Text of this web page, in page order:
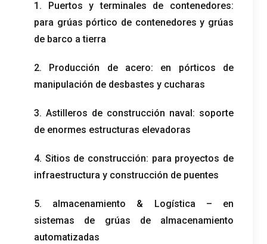
1. Puertos y terminales de contenedores:
para grúas pórtico de contenedores y grúas
de barco a tierra
2. Producción de acero: en pórticos de
manipulación de desbastes y cucharas
3. Astilleros de construcción naval: soporte
de enormes estructuras elevadoras
4. Sitios de construcción: para proyectos de
infraestructura y construcción de puentes
5. almacenamiento & Logística – en
sistemas de grúas de almacenamiento
automatizadas